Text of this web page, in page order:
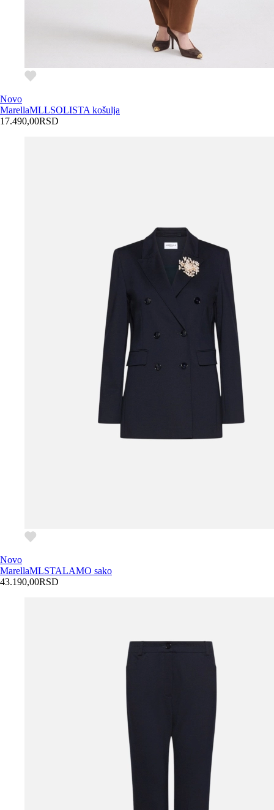
Novo
MarellaMLLSOLISTA košulja
17.490,00RSD
Novo
MarellaMLSTALAMO sako
43.190,00RSD